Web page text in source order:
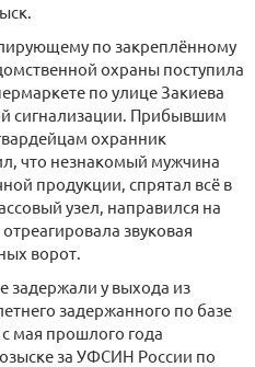
по закреплённому
охраны поступила
по улице Закиева
сигнализации. Прибывшим
охранник
что незнакомый мужчина
продукции, спрятал всё в
узел, направился на
звуковая
ворот.
задержали у выхода из
задержанного по базе
мая прошлого года
за УФСИН России по